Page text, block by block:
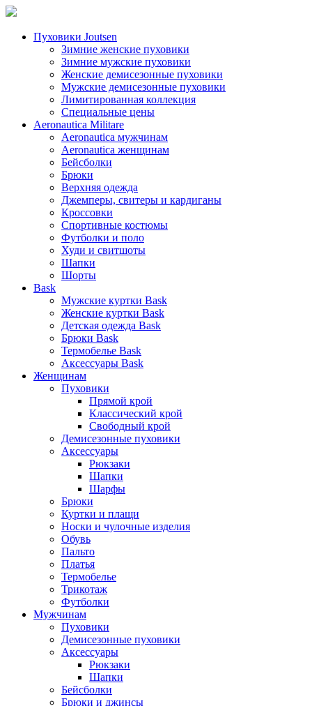
Пуховики Joutsen
Зимние женские пуховики
Зимние мужские пуховики
Женские демисезонные пуховики
Мужские демисезонные пуховики
Лимитированная коллекция
Специальные цены
Aeronautica Militare
Aeronautica мужчинам
Aeronautica женщинам
Бейсболки
Брюки
Верхняя одежда
Джемперы, свитеры и кардиганы
Кроссовки
Спортивные костюмы
Футболки и поло
Худи и свитшоты
Шапки
Шорты
Bask
Мужские куртки Bask
Женские куртки Bask
Детская одежда Bask
Брюки Bask
Термобелье Bask
Аксессуары Bask
Женщинам
Пуховики
Прямой крой
Классический крой
Свободный крой
Демисезонные пуховики
Аксессуары
Рюкзаки
Шапки
Шарфы
Брюки
Куртки и плащи
Носки и чулочные изделия
Обувь
Пальто
Платья
Термобелье
Трикотаж
Футболки
Мужчинам
Пуховики
Демисезонные пуховики
Аксессуары
Рюкзаки
Шапки
Бейсболки
Брюки и джинсы